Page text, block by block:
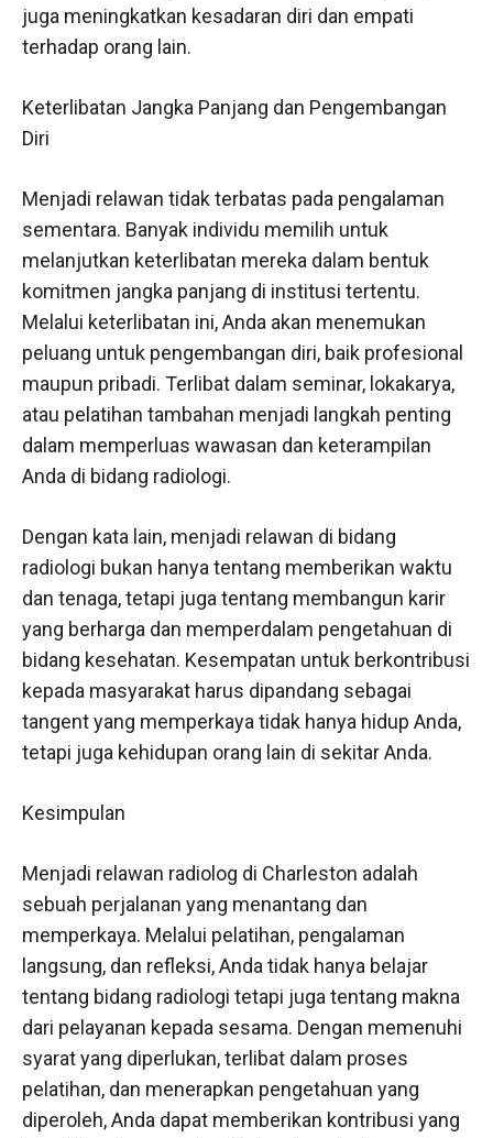
juga meningkatkan kesadaran diri dan empati
terhadap orang lain.
Keterlibatan Jangka Panjang dan Pengembangan
Diri
Menjadi relawan tidak terbatas pada pengalaman
sementara. Banyak individu memilih untuk
melanjutkan keterlibatan mereka dalam bentuk
komitmen jangka panjang di institusi tertentu.
Melalui keterlibatan ini, Anda akan menemukan
peluang untuk pengembangan diri, baik profesional
maupun pribadi. Terlibat dalam seminar, lokakarya,
atau pelatihan tambahan menjadi langkah penting
dalam memperluas wawasan dan keterampilan
Anda di bidang radiologi.
Dengan kata lain, menjadi relawan di bidang
radiologi bukan hanya tentang memberikan waktu
dan tenaga, tetapi juga tentang membangun karir
yang berharga dan memperdalam pengetahuan di
bidang kesehatan. Kesempatan untuk berkontribusi
kepada masyarakat harus dipandang sebagai
tangent yang memperkaya tidak hanya hidup Anda,
tetapi juga kehidupan orang lain di sekitar Anda.
Kesimpulan
Menjadi relawan radiolog di Charleston adalah
sebuah perjalanan yang menantang dan
memperkaya. Melalui pelatihan, pengalaman
langsung, dan refleksi, Anda tidak hanya belajar
tentang bidang radiologi tetapi juga tentang makna
dari pelayanan kepada sesama. Dengan memenuhi
syarat yang diperlukan, terlibat dalam proses
pelatihan, dan menerapkan pengetahuan yang
diperoleh, Anda dapat memberikan kontribusi yang